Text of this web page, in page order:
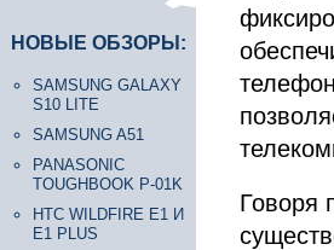
НОВЫЕ ОБЗОРЫ:
SAMSUNG GALAXY
S10 LITE
SAMSUNG A51
PANASONIC
TOUGHBOOK P-01K
HTC WILDFIRE E1 И
E1 PLUS
Говоря